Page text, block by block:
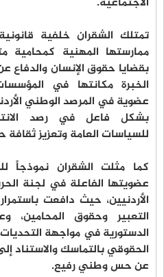
تمتلك الشقران خلفية
ممارستها المهنية كمحامية
بقضايا حقوق الإنسان
الخبرة مكانتها في
عضوية في المرصد الوطني
بشكل فاعل في رصد
للسياسات العامة وتعزيز
كما مثلت الشقران نموذجاً
عضويتها الفاعلة في لجنة
الأردنيين، حيث دافعت
التعبير وحقوق
الدستورية في مواجهة
الحقوقي بالتماسك والاستناد
عن حس وطني رفيع.